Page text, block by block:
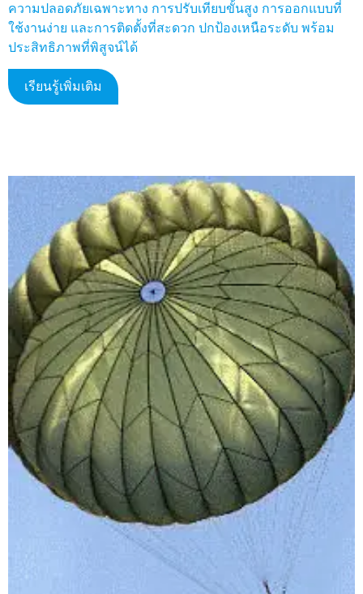
ความปลอดภัยเฉพาะทาง การปรับเทียบขั้นสูง การออกแบบที่
ใช้งานง่าย และการติดตั้งที่สะดวก ปกป้องเหนือระดับ พร้อม
ประสิทธิภาพที่พิสูจน์ได้
เรียนรู้เพิ่มเติม